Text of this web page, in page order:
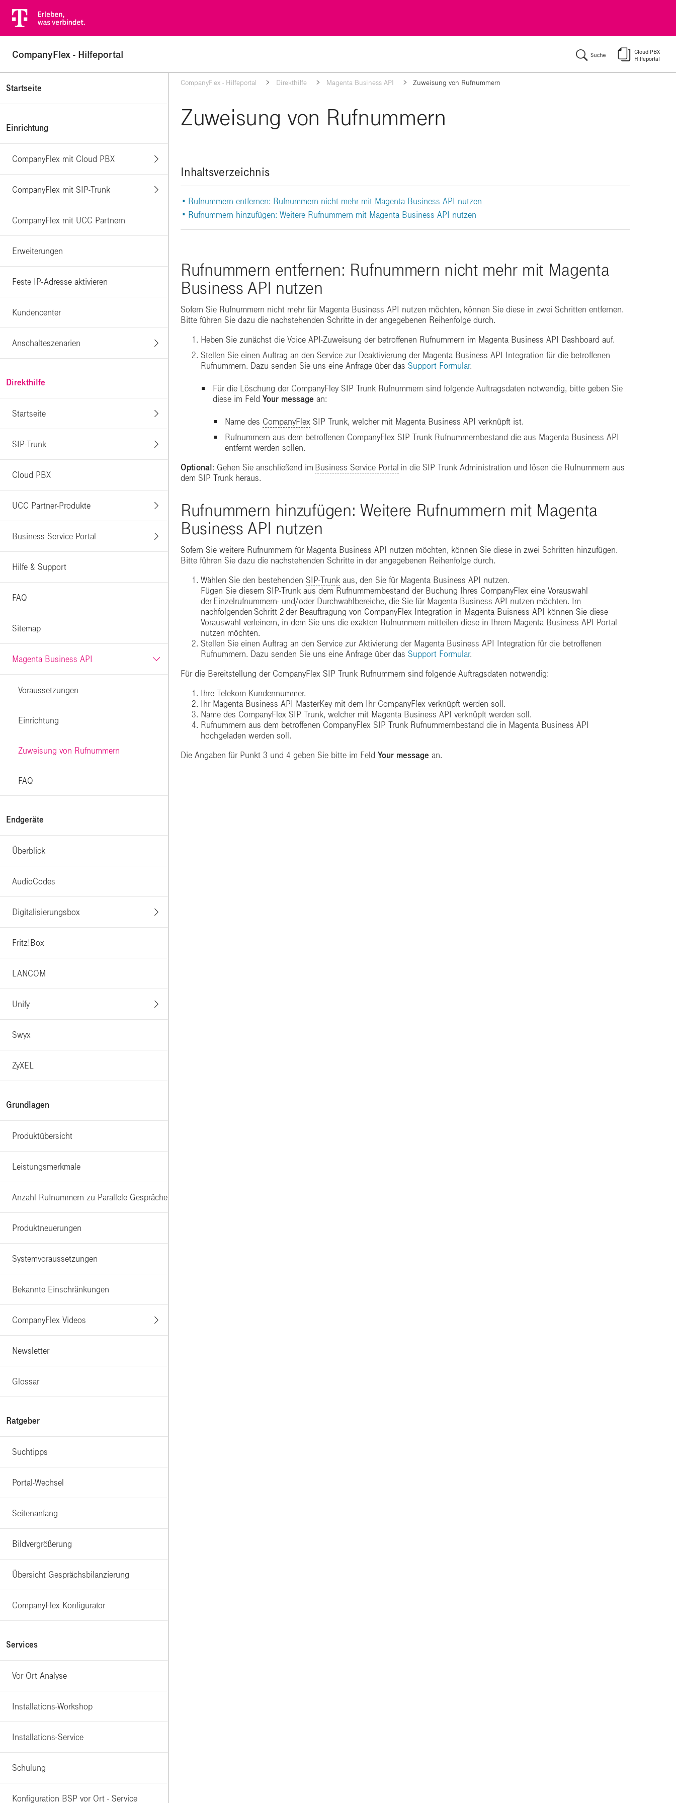
CompanyFlex - Hilfeportal ķ
CompanyFlex - Hilfeportal Direkthilfe Magenta Business API Zuweisung von Rufnummern
Startseite
Einrichtung
CompanyFlex mit Cloud PBX
CompanyFlex mit SIP-Trunk
CompanyFlex mit UCC Partnern
Erweiterungen
Feste IP-Adresse aktivieren
Kundencenter
Anschalteszenarien
Direkthilfe
Startseite
SIP-Trunk
Cloud PBX
UCC Partner-Produkte
Business Service Portal
Hilfe & Support
FAQ
Sitemap
Magenta Business API
Voraussetzungen
Einrichtung
Zuweisung von Rufnummern
FAQ
Endgeräte
Überblick
AudioCodes
Digitalisierungsbox
Fritz!Box
LANCOM
Unify
Swyx
ZyXEL
Grundlagen
Produktübersicht
Leistungsmerkmale
Anzahl Rufnummern zu Parallele Gespräche
Produktneuerungen
Systemvoraussetzungen
Bekannte Einschränkungen
CompanyFlex Videos
Newsletter
Glossar
Ratgeber
Suchtipps
Portal-Wechsel
Seitenanfang
Bildvergrößerung
Übersicht Gesprächsbilanzierung
CompanyFlex Konfigurator
Services
Vor Ort Analyse
Installations-Workshop
Installations-Service
Schulung
Konfiguration BSP vor Ort - Service
Zuweisung von Rufnummern
Inhaltsverzeichnis
• Rufnummern entfernen: Rufnummern nicht mehr mit Magenta Business API nutzen
• Rufnummern hinzufügen: Weitere Rufnummern mit Magenta Business API nutzen
Rufnummern entfernen: Rufnummern nicht mehr mit Magenta
Business API nutzen
Sofern Sie Rufnummern nicht mehr für Magenta Business API nutzen möchten, können Sie diese in zwei Schritten entfernen.
Bitte führen Sie dazu die nachstehenden Schritte in der angegebenen Reihenfolge durch.
Heben Sie zunächst die Voice API-Zuweisung der betroffenen Rufnummern im Magenta Business API Dashboard auf.
Stellen Sie einen Auftrag an den Service zur Deaktivierung der Magenta Business API Integration für die betroffenen
Rufnummern. Dazu senden Sie uns eine Anfrage über das Support Formular.
Für die Löschung der CompanyFley SIP Trunk Rufnummern sind folgende Auftragsdaten notwendig, bitte geben Sie
diese im Feld Your message an:
Name des CompanyFlex SIP Trunk, welcher mit Magenta Business API verknüpft ist.
Rufnummern aus dem betroffenen CompanyFlex SIP Trunk Rufnummernbestand die aus Magenta Business API
entfernt werden sollen.
Optional : Gehen Sie anschließend im Business Service Portal in die SIP Trunk Administration und lösen die Rufnummern aus
dem SIP Trunk heraus.
Rufnummern hinzufügen: Weitere Rufnummern mit Magenta
Business API nutzen
Sofern Sie weitere Rufnummern für Magenta Business API nutzen möchten, können Sie diese in zwei Schritten hinzufügen.
Bitte führen Sie dazu die nachstehenden Schritte in der angegebenen Reihenfolge durch.
Wählen Sie den bestehenden SIP-Trunk aus, den Sie für Magenta Business API nutzen.
Fügen Sie diesem SIP-Trunk aus dem Rufnummernbestand der Buchung Ihres CompanyFlex eine Vorauswahl
der Einzelrufnummern- und/oder Durchwahlbereiche, die Sie für Magenta Business API nutzen möchten. Im
nachfolgenden Schritt 2 der Beauftragung von CompanyFlex Integration in Magenta Buisness API können Sie diese
Vorauswahl verfeinern, in dem Sie uns die exakten Rufnummern mitteilen diese in Ihrem Magenta Business API Portal
nutzen möchten.
Stellen Sie einen Auftrag an den Service zur Aktivierung der Magenta Business API Integration für die betroffenen
Rufnummern. Dazu senden Sie uns eine Anfrage über das Support Formular.
Für die Bereitstellung der CompanyFlex SIP Trunk Rufnummern sind folgende Auftragsdaten notwendig:
Ihre Telekom Kundennummer.
Ihr Magenta Business API MasterKey mit dem Ihr CompanyFlex verknüpft werden soll.
Name des CompanyFlex SIP Trunk, welcher mit Magenta Business API verknüpft werden soll.
Rufnummern aus dem betroffenen CompanyFlex SIP Trunk Rufnummernbestand die in Magenta Business API
hochgeladen werden soll.
Die Angaben für Punkt 3 und 4 geben Sie bitte im Feld Your message an.